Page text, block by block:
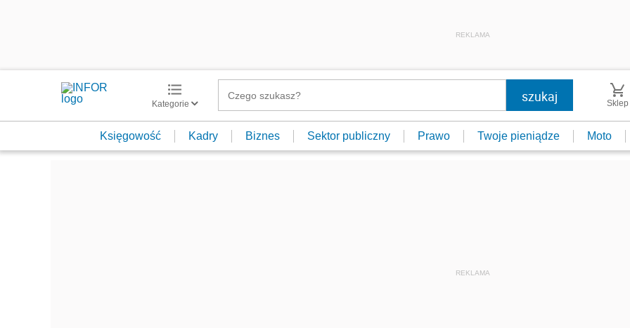
REKLAMA
Kategorie Sklep
Księgowość Kadry Biznes Sektor publiczny Prawo Twoje pieniądze Moto